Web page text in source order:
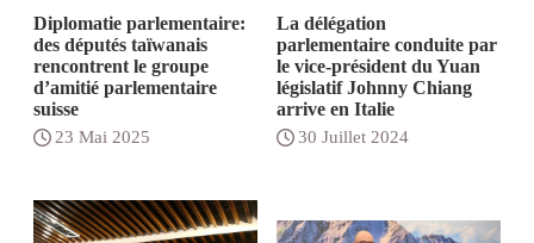
Diplomatie parlementaire:
des députés taïwanais
rencontrent le groupe
d’amitié parlementaire
suisse
23 Mai 2025
La délégation
parlementaire conduite par
le vice-président du Yuan
législatif Johnny Chiang
arrive en Italie
30 Juillet 2024